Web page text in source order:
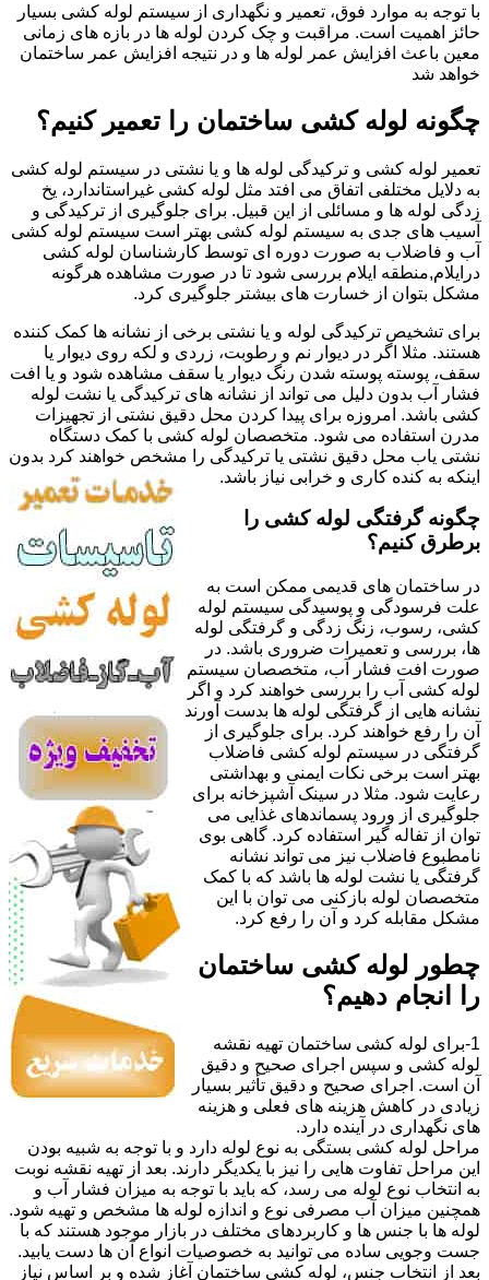
با توجه به موارد فوق، تعمیر و نگهداری از سیستم لوله کشی بسیار
حائز اهمیت است. مراقبت و چک کردن لوله ها در بازه های زمانی
معین باعث افزایش عمر لوله ها و در نتیجه افزایش عمر ساختمان
خواهد شد
چگونه لوله کشی ساختمان را تعمیر کنیم؟
تعمیر لوله کشی و ترکیدگی لوله ها و یا نشتی در سیستم لوله کشی
به دلایل مختلفی اتفاق می افتد مثل لوله کشی غیراستاندارد، یخ
زدگی لوله ها و مسائلی از این قبیل. برای جلوگیری از ترکیدگی و
آسیب های جدی به سیستم لوله کشی بهتر است سیستم لوله کشی
آب و فاضلاب به صورت دوره ای توسط کارشناسان لوله کشی
درایلام,منطقه ایلام بررسی شود تا در صورت مشاهده هرگونه
مشکل بتوان از خسارت های بیشتر جلوگیری کرد.
برای تشخیص ترکیدگی لوله و یا نشتی برخی از نشانه ها کمک کننده
هستند. مثلا اگر در دیوار نم و رطوبت، زردی و لکه روی دیوار یا
سقف، پوسته پوسته شدن رنگ دیوار یا سقف مشاهده شود و یا افت
فشار آب بدون دلیل می تواند از نشانه های ترکیدگی یا نشت لوله
کشی باشد. امروزه برای پیدا کردن محل دقیق نشتی از تجهیزات
مدرن استفاده می شود. متخصصان لوله کشی با کمک دستگاه
نشتی یاب محل دقیق نشتی یا ترکیدگی را مشخص خواهند کرد بدون
اینکه به کنده کاری و خرابی نیاز باشد.
چگونه گرفتگی لوله کشی را
برطرق کنیم؟
در ساختمان های قدیمی ممکن است به
علت فرسودگی و پوسیدگی سیستم لوله
کشی، رسوب، زنگ زدگی و گرفتگی لوله
ها، بررسی و تعمیرات ضروری باشد. در
صورت افت فشار آب، متخصصان سیستم
لوله کشی آب را بررسی خواهند کرد و اگر
نشانه هایی از گرفتگی لوله ها بدست آورند
آن را رفع خواهند کرد. برای جلوگیری از
گرفتگی در سیستم لوله کشی فاضلاب
بهتر است برخی نکات ایمنی و بهداشتی
رعایت شود. مثلا در سینک آشپزخانه برای
جلوگیری از ورود پسماندهای غذایی می
توان از تفاله گیر استفاده کرد. گاهی بوی
نامطبوع فاضلاب نیز می تواند نشانه
گرفتگی یا نشت لوله ها باشد که با کمک
متخصصان لوله بازکنی می توان با این
مشکل مقابله کرد و آن را رفع کرد.
چطور لوله کشی ساختمان
را انجام دهیم؟
1-برای لوله کشی ساختمان تهیه نقشه
لوله کشی و سپس اجرای صحیح و دقیق
آن است. اجرای صحیح و دقیق تأثیر بسیار
زیادی در کاهش هزینه های فعلی و هزینه
های نگهداری در آینده دارد.
مراحل لوله کشی بستگی به نوع لوله دارد و با توجه به شبیه بودن
این مراحل تفاوت هایی را نیز با یکدیگر دارند. بعد از تهیه نقشه نوبت
به انتخاب نوع لوله می رسد، که باید با توجه به میزان فشار آب و
همچنین میزان آب مصرفی نوع و اندازه لوله ها مشخص و تهیه شود.
لوله ها با جنس ها و کاربردهای مختلف در بازار موجود هستند که با
جست وجویی ساده می توانید به خصوصیات انواع آن ها دست یابید.
بعد از انتخاب جنس، لوله کشی ساختمان آغاز شده و بر اساس نیاز